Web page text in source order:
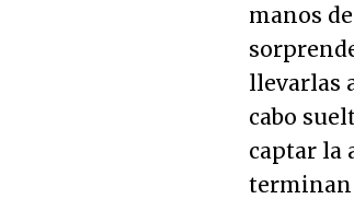
manos
llevarlas
cabo
captar la
terminan